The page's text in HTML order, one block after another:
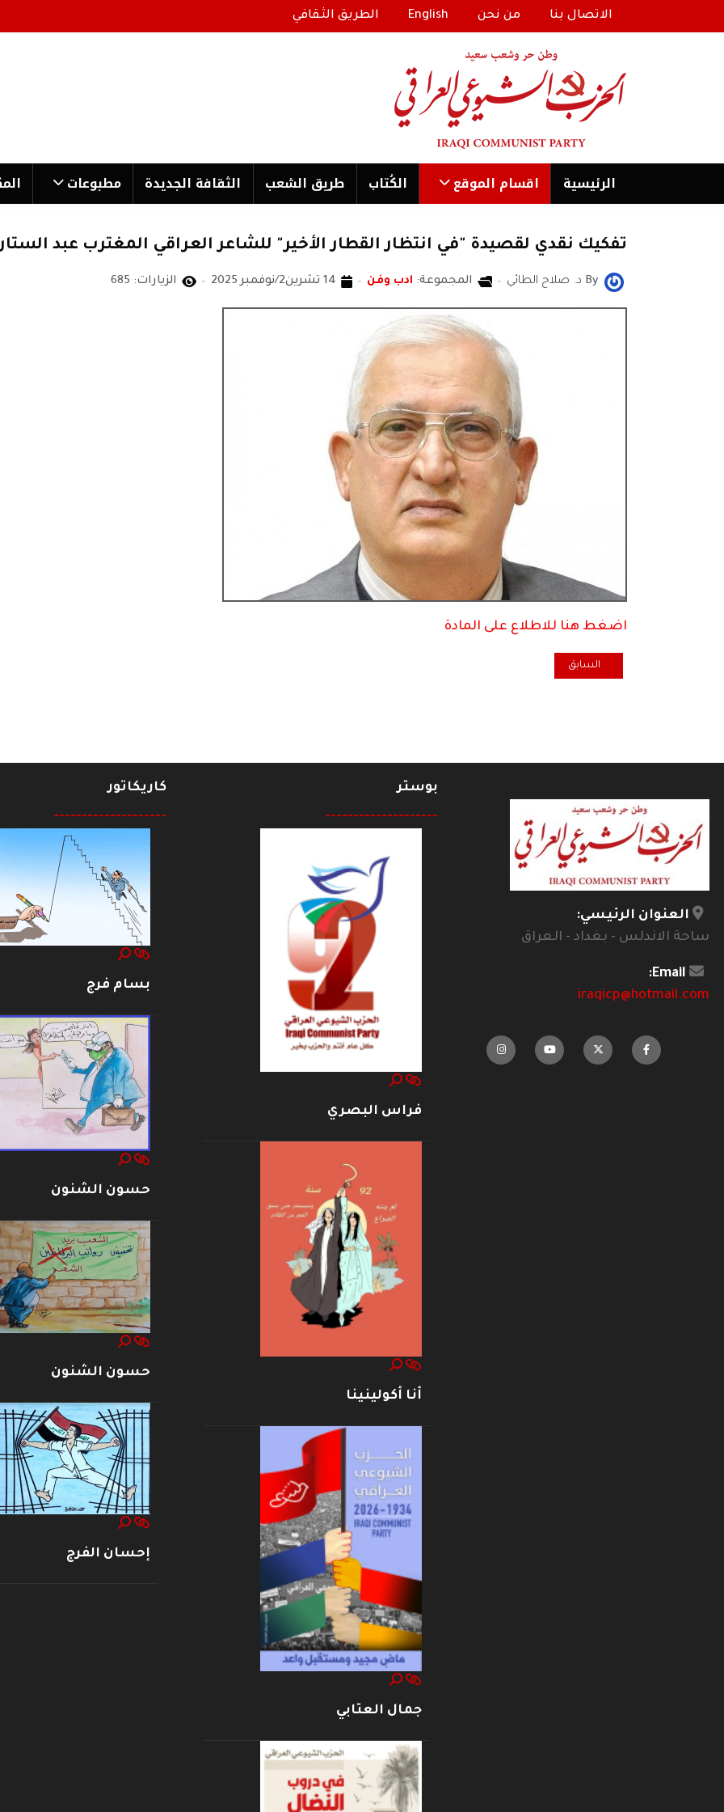
الاتصال بنا من نحن English الطريق الثقافي
الرئیسية اقسام الموقع الكُتاب طریق الشعب الثقافة الجدیدة مطبوعات
تفكيك نقدي لقصيدة "في انتظار القطار الأخير" للشاعر العراقي المغترب عبد
By د. صلاح الطائي المجموعة: ادب وفن 14 تشرين2/نوفمبر 2025 الزيارات: 685
اضغط هنا للاطلاع على المادة
المقال السابق: تأملات في الكتابة الواجفة
السابق
العنوان الرئيسي:
ساحة الاندلس - بغداد - العراق
Email:
iraqicp@hotmail.com
بوستر
--------------------
فراس البصري
أنا أكولينينا
جمال العتابي
كاريكاتور
--------------------
بسام فرج
حسون الشنون
حسون الشنون
إحسان الفرج